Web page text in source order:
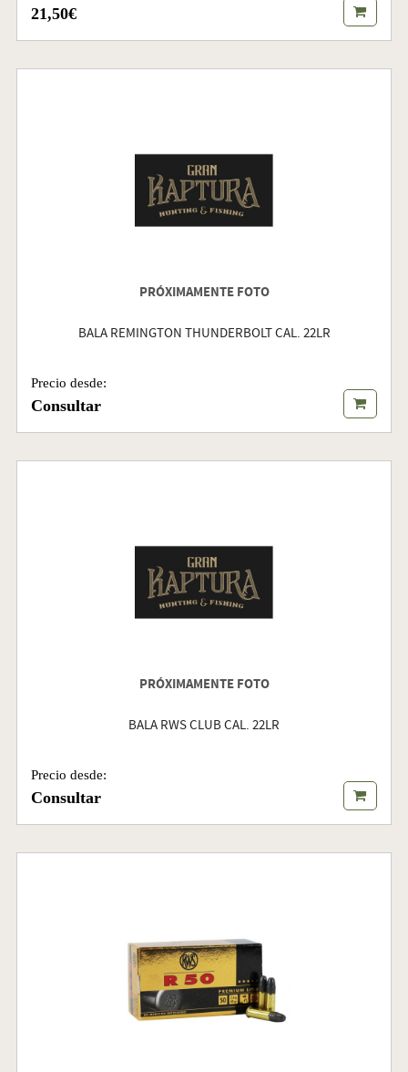
21,50€
PRÓXIMAMENTE FOTO
BALA REMINGTON THUNDERBOLT CAL. 22LR
Precio desde:
Consultar
PRÓXIMAMENTE FOTO
BALA RWS CLUB CAL. 22LR
Precio desde:
Consultar